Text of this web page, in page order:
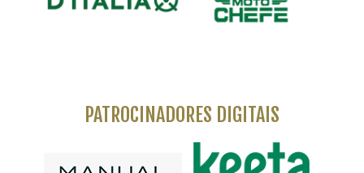
PATROCINADORES DIGITAIS